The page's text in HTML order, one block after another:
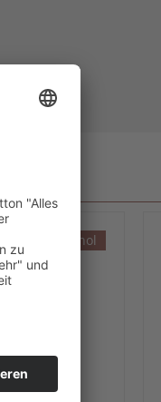
mit Alkohol